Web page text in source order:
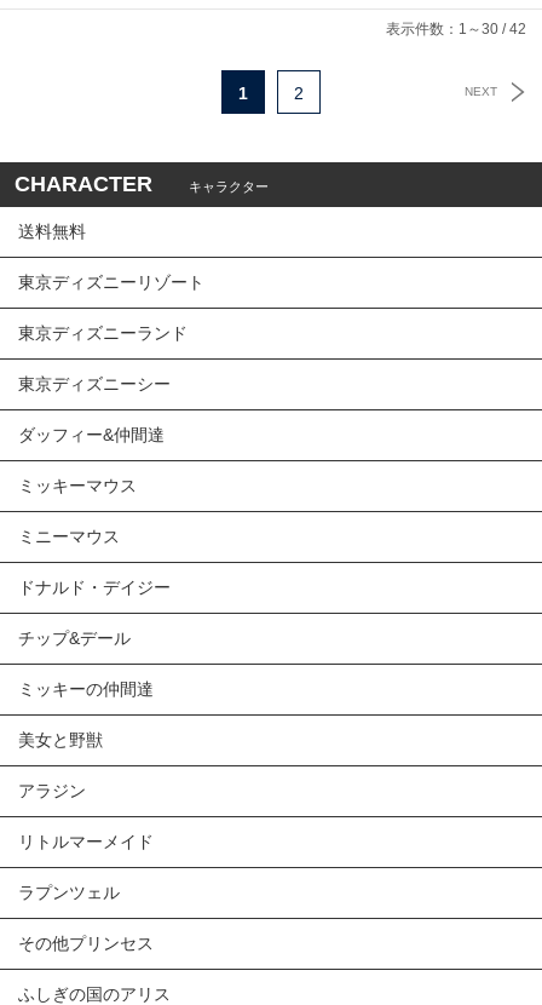
表示件数：1～30 / 42
NEXT
1 2
CHARACTER キャラクター
送料無料
東京ディズニーリゾート
東京ディズニーランド
東京ディズニーシー
ダッフィー&仲間達
ミッキーマウス
ミニーマウス
ドナルド・デイジー
チップ&デール
ミッキーの仲間達
美女と野獣
アラジン
リトルマーメイド
ラプンツェル
その他プリンセス
ふしぎの国のアリス